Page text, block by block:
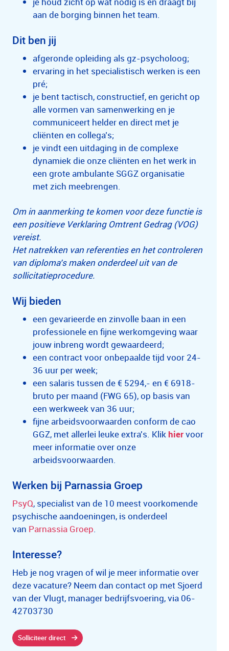
aan de borging binnen het team.
Dit ben jij
afgeronde opleiding als gz-psycholoog;
ervaring in het specialistisch werken is een
pré;
je bent tactisch, constructief, en gericht op
alle vormen van samenwerking en je
communiceert helder en direct met je
cliënten en collega’s;
je vindt een uitdaging in de complexe
dynamiek die onze cliënten en het werk in
een grote ambulante SGGZ organisatie
met zich meebrengen.
Om in aanmerking te komen voor deze functie is
een positieve Verklaring Omtrent Gedrag (VOG)
vereist.
Het natrekken van referenties en het controleren
van diploma’s maken onderdeel uit van de
sollicitatieprocedure.
Wij bieden
een gevarieerde en zinvolle baan in een
professionele en fijne werkomgeving waar
jouw inbreng wordt gewaardeerd;
een contract voor onbepaalde tijd voor 24-
36 uur per week;
een salaris tussen de € 5294,- en € 6918-
bruto per maand (FWG 65), op basis van
een werkweek van 36 uur;
fijne arbeidsvoorwaarden conform de cao
GGZ, met allerlei leuke extra's. Klikhiervoor
meer informatie over onze
arbeidsvoorwaarden.
Werken bij Parnassia Groep
PsyQ, specialist van de 10 meest voorkomende
psychische aandoeningen, is onderdeel
van Parnassia Groep.
Interesse?
Heb je nog vragen of wil je meer informatie over
deze vacature? Neem dan contact op met Sjoerd
van der Vlugt, manager bedrijfsvoering, via 06-
42703730
Solliciteer direct